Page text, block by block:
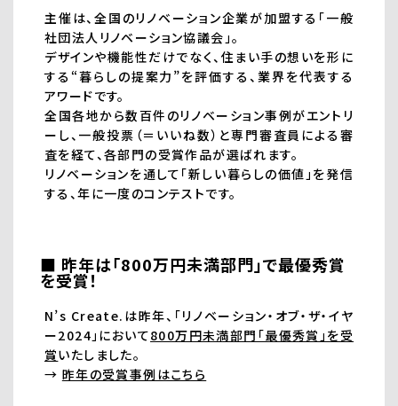
主催は、全国のリノベーション企業が加盟する「一般
社団法人リノベーション協議会」。
デザインや機能性だけでなく、住まい手の想いを形に
する“暮らしの提案力”を評価する、業界を代表する
アワードです。
全国各地から数百件のリノベーション事例がエントリ
ーし、一般投票（＝いいね数）と専門審査員による審
査を経て、各部門の受賞作品が選ばれます。
リノベーションを通して「新しい暮らしの価値」を発信
する、年に一度のコンテストです。
■ 昨年は「800万円未満部門」で最優秀賞
を受賞！
N’s Create.は昨年、「リノベーション・オブ・ザ・イヤ
ー2024」において800万円未満部門「最優秀賞」を受
賞いたしました。
→ 昨年の受賞事例はこちら